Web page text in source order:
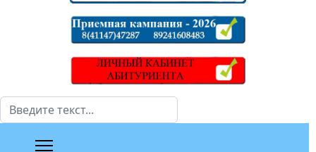
Поиск